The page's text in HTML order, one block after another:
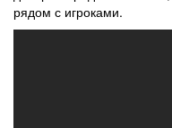
рядом с игроками.